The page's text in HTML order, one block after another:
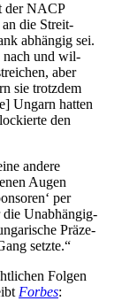
der NACP
an die Streit­
abhän­gig sei.
nach und wil­
aber
sie trotz­dem
Ungarn hatten
den
andere
Augen
per
die Unab­hän­gig­
Prä­ze­
setzte.“
Folgen
Forbes: